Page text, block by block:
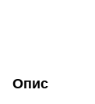
Опис